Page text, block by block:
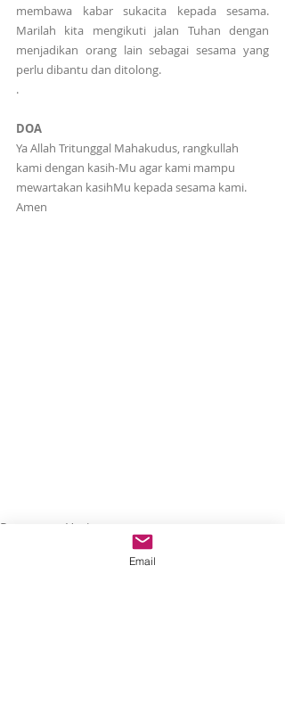
membawa kabar sukacita kepada sesama.
Marilah kita mengikuti jalan Tuhan dengan
menjadikan orang lain sebagai sesama yang
perlu dibantu dan ditolong.
.
DOA
Ya Allah Tritunggal Mahakudus, rangkullah
kami dengan kasih-Mu agar kami mampu
mewartakan kasihMu kepada sesama kami.
Amen
Renungan Harian
Email